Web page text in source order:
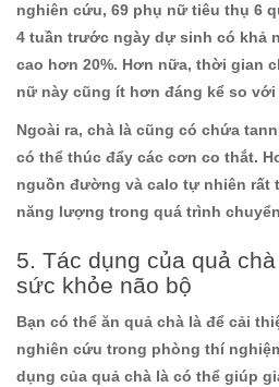
nghiên cứu, 69 phụ nữ tiêu thụ 6
4 tuần trước ngày dự sinh có khả
cao hơn 20%. Hơn nữa, thời gian
nữ này cũng ít hơn đáng kể so
Ngoài ra, chà là cũng có chứa
có thể thúc đẩy các cơn co thắt.
nguồn đường và calo tự nhiên rất
năng lượng trong quá trình
5. Tác dụng của quả
sức khỏe não bộ
Bạn có thể ăn quả chà là để cải
nghiên cứu trong phòng thí
dụng của quả chà là có thể giúp